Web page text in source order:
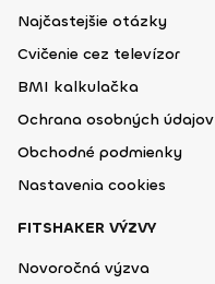
Najčastejšie otázky
Cvičenie cez televízor
BMI kalkulačka
Ochrana osobných údajov
Obchodné podmienky
Nastavenia cookies
FITSHAKER VÝZVY
Novoročná výzva